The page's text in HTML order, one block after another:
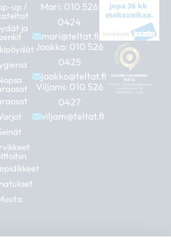
up /
ja
Mari: 010 526
0424
mari@teltat.fi
Jaakko: 010 526
0425
jaakko@teltat.fi
Viljami: 010 526
0427
viljam@teltat.fi